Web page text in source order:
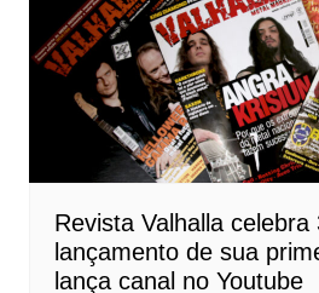
Revista Valhalla celebra
lançamento de sua
lança canal no Youtube